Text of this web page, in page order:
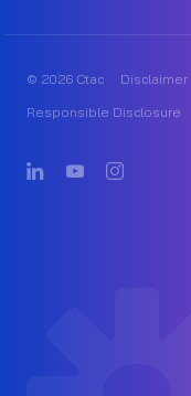
© 2026 Ctac Disclaimer
Responsible Disclosure